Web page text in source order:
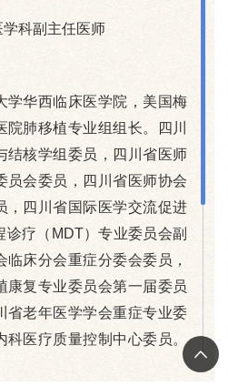
科副主任医师
学华西临床医学院，美国梅
肺移植专业组组长。四川
结核学组委员，四川省医师
员会委员，四川省医师协会
，四川省国际医学交流促进
疗（MDT）专业委员会副
床分会重症分委会委员，
康复专业委员会第一届委员
省老年医学学会重症专业委
科医疗质量控制中心委员。